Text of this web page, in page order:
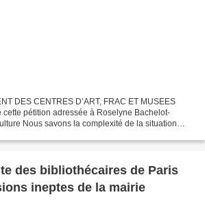
DES CENTRES D’ART, FRAC ET MUSEES
cette pétition adressée à Roselyne Bachelot-
Nous savons la complexité de la situation
des bibliothécaires de Paris
ineptes de la mairie